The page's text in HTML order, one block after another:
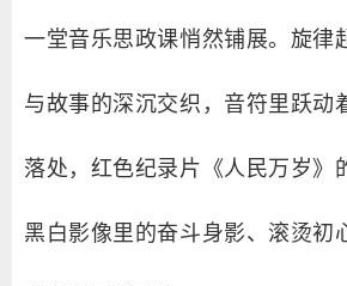
一堂音乐思政课悄然铺展。旋律
与故事的深沉交织，音符里跃动
落处，红色纪录片《人民万岁》
黑白影像里的奋斗身影、滚烫初